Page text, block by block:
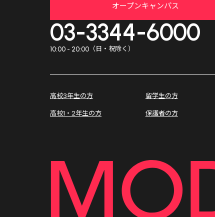
オープンキャンパス
03-3344-6000
10:00 - 20:00 （日・祝除く）
高校3年生の方
高校1・2年生の方
留学生の方
保護者の方